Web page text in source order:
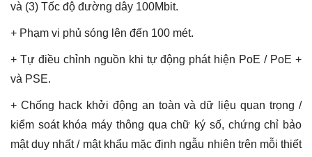
và (3) Tốc độ đường dây 100Mbit.
+ Phạm vi phủ sóng lên đến 100 mét.
+ Tự điều chỉnh nguồn khi tự động phát hiện PoE / PoE +
và PSE.
+ Chống hack khởi động an toàn và dữ liệu quan trọng /
kiểm soát khóa máy thông qua chữ ký số, chứng chỉ bảo
mật duy nhất / mật khẩu mặc định ngẫu nhiên trên mỗi thiết